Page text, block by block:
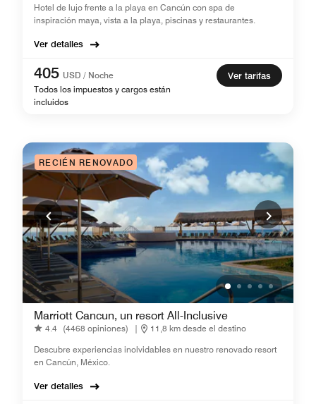
Hotel de lujo frente a la playa en Cancún con spa de
inspiración maya, vista a la playa, piscinas y restaurantes.
Ver detalles
405 USD / Noche
Todos los impuestos y cargos están
incluidos
Ver tarifas
RECIÉN RENOVADO
Marriott Cancun, un resort All-Inclusive
4.4 (4468 opiniones) |
11,8 km desde el destino
Descubre experiencias inolvidables en nuestro renovado resort
en Cancún, México.
Ver detalles